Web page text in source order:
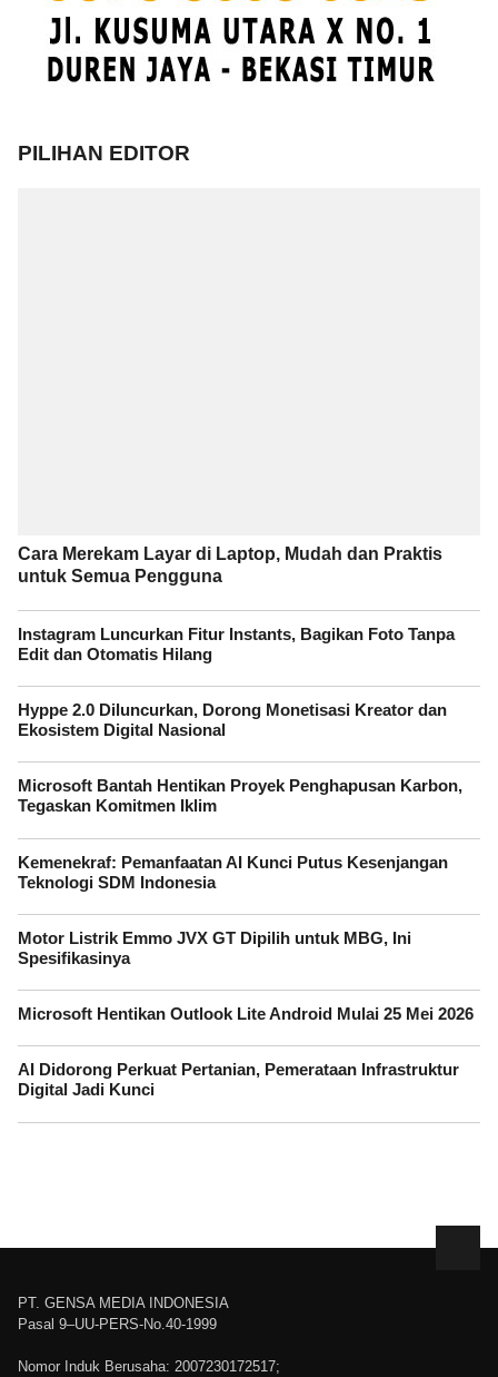
PILIHAN EDITOR
Cara Merekam Layar di Laptop, Mudah dan Praktis
untuk Semua Pengguna
Instagram Luncurkan Fitur Instants, Bagikan Foto Tanpa
Edit dan Otomatis Hilang
Hyppe 2.0 Diluncurkan, Dorong Monetisasi Kreator dan
Ekosistem Digital Nasional
Microsoft Bantah Hentikan Proyek Penghapusan Karbon,
Tegaskan Komitmen Iklim
Kemenekraf: Pemanfaatan AI Kunci Putus Kesenjangan
Teknologi SDM Indonesia
Motor Listrik Emmo JVX GT Dipilih untuk MBG, Ini
Spesifikasinya
Microsoft Hentikan Outlook Lite Android Mulai 25 Mei 2026
AI Didorong Perkuat Pertanian, Pemerataan Infrastruktur
Digital Jadi Kunci
PT. GENSA MEDIA INDONESIA
Pasal 9–UU-PERS-No.40-1999
Nomor Induk Berusaha: 2007230172517;